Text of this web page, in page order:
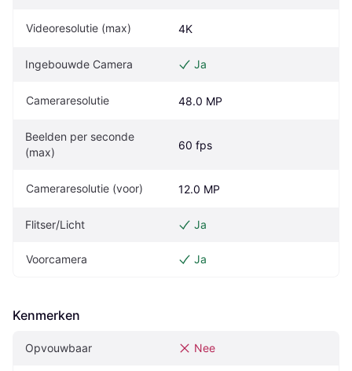
Videoresolutie (max) 4K
Ingebouwde Camera Ja
Cameraresolutie 48.0 MP
Beelden per seconde
(max)
60 fps
Cameraresolutie (voor) 12.0 MP
Flitser/Licht Ja
Voorcamera Ja
Kenmerken
Opvouwbaar Nee